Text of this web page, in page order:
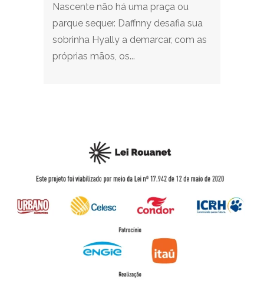
Nascente não há uma praça ou
parque sequer. Daffnny desafia sua
sobrinha Hyally a demarcar, com as
próprias mãos, os...